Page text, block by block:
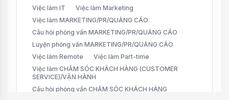
Việc làm IT
Việc làm Marketing
Việc làm MARKETING/PR/QUẢNG CÁO
Câu hỏi phỏng vấn MARKETING/PR/QUẢNG CÁO
Luyện phỏng vấn MARKETING/PR/QUẢNG CÁO
Việc làm Remote
Việc làm Part-time
Việc làm CHĂM SÓC KHÁCH HÀNG (CUSTOMER
SERVICE)/VẬN HÀNH
Câu hỏi phỏng vấn CHĂM SÓC KHÁCH HÀNG